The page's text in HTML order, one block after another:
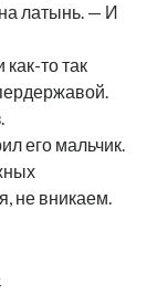
латынь. — И
то так
его мальчик.
не вникаем.
The